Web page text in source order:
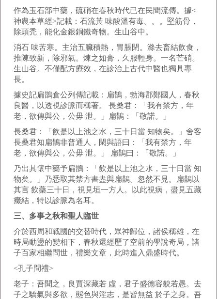
作為玉石部中藥，硫硝在春秋時代已在民間流傳。據<
神農本草經>記載：石流黃 味酸溫有毒。。。堅筋骨，
除頭禿，能化金銀銅鐵奇物。生山谷中。
消石 味苦寒。主治五臟積熱，胃脹閉。滌去畜結飲食，
推陳致新，除邪氣。煉之如膏，久服輕身。一名芒硝。
生山谷。不僅配方療效，在診治上古代中醫也獨具專
長。
據史記扁鵲倉公列傳記載：扁鵲，勃海郡鄭國人，春秋
良醫，以透視診脈而稱著。 長桑君：「我有禁方，年
老，欲傳與公，公毋 泄。」扁鵲：「敬諾。」
長桑君：「飲是以上池之水，三十日當 知物矣。」舍客
長桑君知扁鵲非普通人，閑與語曰：「我有禁方，年
老，欲傳與公，公毋 泄。」 扁鵲曰：「敬諾。」
乃出其懷中藥予扁鵲：「飲是以上池之水，三十日當 知
物矣。」乃悉取其禁方書盡與扁鵲。忽然不見。扁鵲以
其言 飲藥三十日，視見垣一方人。以此視病，盡見五藏
癥結，特以診脈為名耳。
三、多事之秋和聖人臨世
介於西周和戰國的交替時代，眾神歸位，諸侯稱雄，在
時局動盪的變相下，春秋還經歷了空前的學說奇局，諸
子百家相繼問世，禮樂文章，此時進入鼎盛時代。
<孔子問禮>
老子：吾聞之，良賈深藏若 虛，君子盛德容貌若愚。去
子之驕氣與多欲，態色與淫志，是皆無益 於子之身。吾